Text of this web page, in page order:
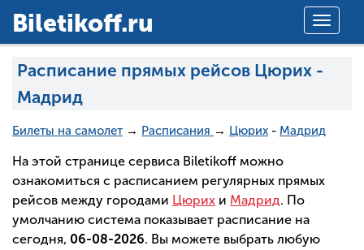
Toggle
Вiletikoff.ru
Расписание прямых рейсов Цюрих -
Мадрид
Билеты на самолет → Расписания → Цюрих - Мадрид
На этой странице сервиса Biletikoff можно
ознакомиться с расписанием регулярных прямых
рейсов между городами Цюрих и Мадрид. По
умолчанию система показывает расписание на
сегодня, 06-08-2026. Вы можете выбрать любую